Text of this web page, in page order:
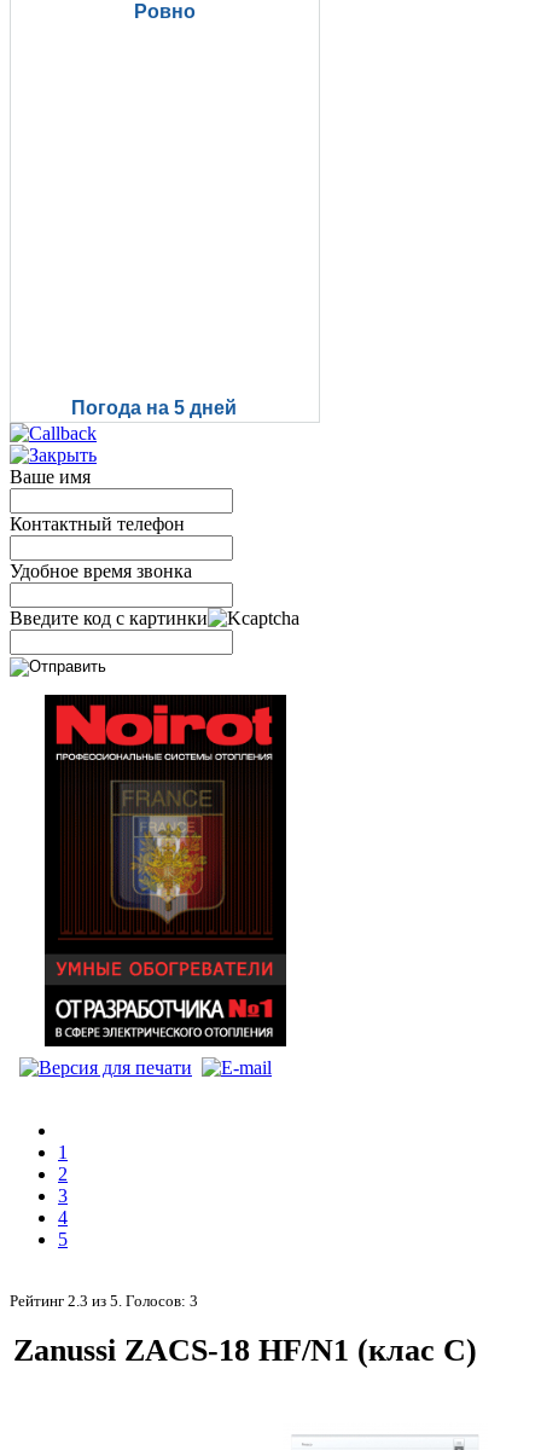
Ровно
Погода на 5 дней
Ваше имя
Контактный телефон
Удобное время звонка
Введите код с картинки
1
2
3
4
5
Рейтинг 2.3 из 5. Голосов: 3
Zanussi ZACS-18 HF/N1 (клас С)